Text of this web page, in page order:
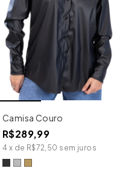
Camisa Couro
R$289,99
4 x de R$72,50 sem juros